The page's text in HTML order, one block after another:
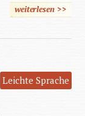
weiterlesen
über
>>
Leichte Sprache